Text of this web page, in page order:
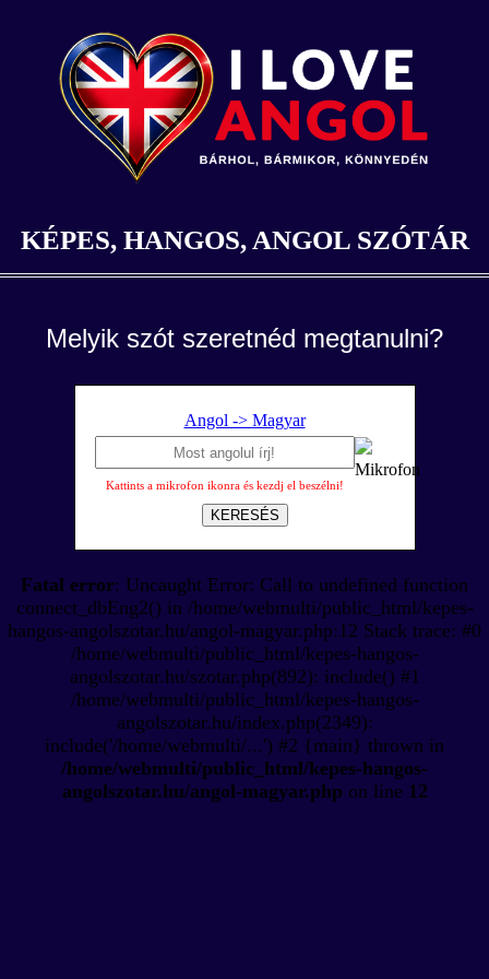
KÉPES, HANGOS, ANGOL SZÓTÁR
Melyik szót szeretnéd megtanulni?
Angol -> Magyar
Kattints a mikrofon ikonra és kezdj el beszélni!
KERESÉS
Fatal error: Uncaught Error: Call to undefined function
connect_dbEng2() in /home/webmulti/public_html/kepes-
hangos-angolszotar.hu/angol-magyar.php:12 Stack trace: #0
/home/webmulti/public_html/kepes-hangos-
angolszotar.hu/szotar.php(892): include() #1
/home/webmulti/public_html/kepes-hangos-
angolszotar.hu/index.php(2349):
include('/home/webmulti/...') #2 {main} thrown in
/home/webmulti/public_html/kepes-hangos-
angolszotar.hu/angol-magyar.php on line 12